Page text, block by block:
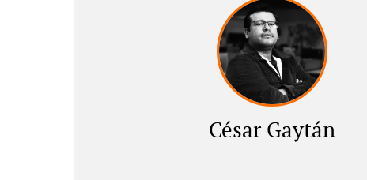
César Gaytán